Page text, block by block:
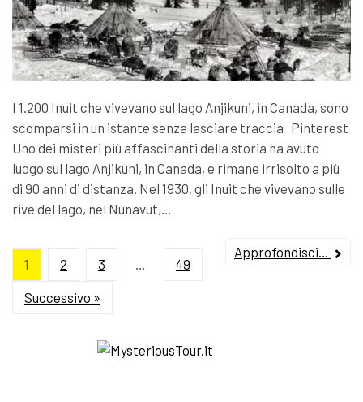
I 1.200 Inuit che vivevano sul lago Anjikuni, in Canada, sono
scomparsi in un istante senza lasciare traccia Pinterest
Uno dei misteri più affascinanti della storia ha avuto
luogo sul lago Anjikuni, in Canada, e rimane irrisolto a più
di 90 anni di distanza. Nel 1930, gli Inuit che vivevano sulle
rive del lago, nel Nunavut,…
Approfondisci...
1 2 3 49
Successivo »